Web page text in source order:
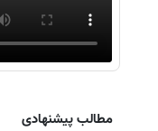
مطالب پیشنهادی